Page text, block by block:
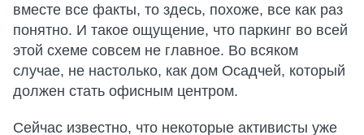
вместе все факты, то здесь, похоже, все как раз
понятно. И такое ощущение, что паркинг во всей
этой схеме совсем не главное. Во всяком
случае, не настолько, как дом Осадчей, который
должен стать офисным центром.
Сейчас известно, что некоторые активисты уже